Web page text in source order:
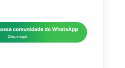
e a qualidade de